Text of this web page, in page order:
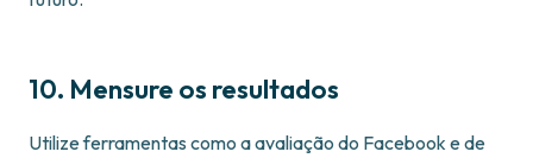
10. Mensure os resultados
Utilize ferramentas como a avaliação do Facebook e de